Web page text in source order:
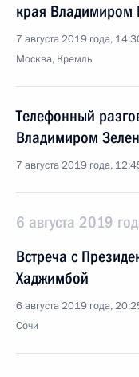
края
7 августа 2019 года,
Москва, Кремль
Телефонный
Владимиром
7 августа 2019 года,
6 августа 2019
Встреча с
Хаджимбой
6 августа 2019 года,
Сочи